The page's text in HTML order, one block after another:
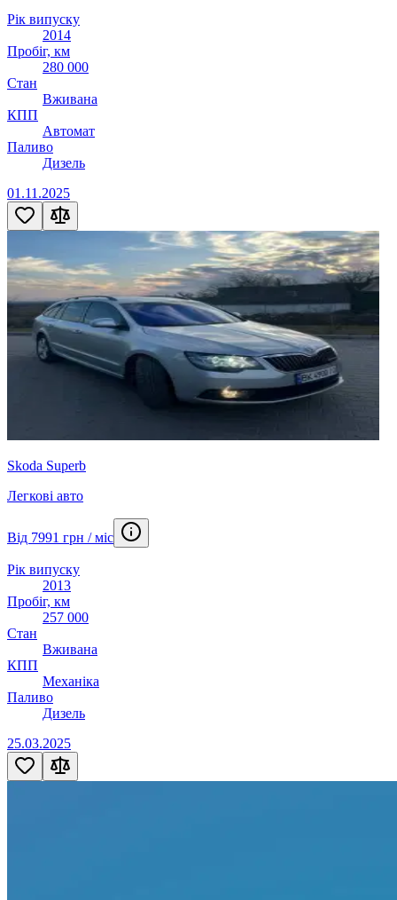
Рік випуску
2014
Пробіг, км
280 000
Стан
Вживана
КПП
Автомат
Паливо
Дизель
01.11.2025
Skoda Superb
Легкові авто
Від 7991 грн / міс
Рік випуску
2013
Пробіг, км
257 000
Стан
Вживана
КПП
Механіка
Паливо
Дизель
25.03.2025